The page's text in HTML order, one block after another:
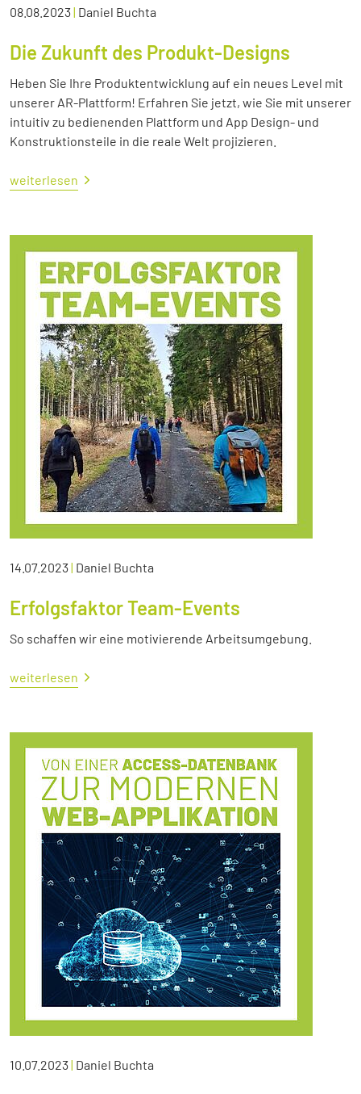
08.08.2023| Daniel Buchta
Die Zukunft des Produkt-Designs
Heben Sie Ihre Produktentwicklung auf ein neues Level mit
unserer AR-Plattform! Erfahren Sie jetzt, wie Sie mit unserer
intuitiv zu bedienenden Plattform und App Design- und
Konstruktionsteile in die reale Welt projizieren.
weiterlesen
14.07.2023| Daniel Buchta
Erfolgsfaktor Team-Events
So schaffen wir eine motivierende Arbeitsumgebung.
weiterlesen
10.07.2023| Daniel Buchta